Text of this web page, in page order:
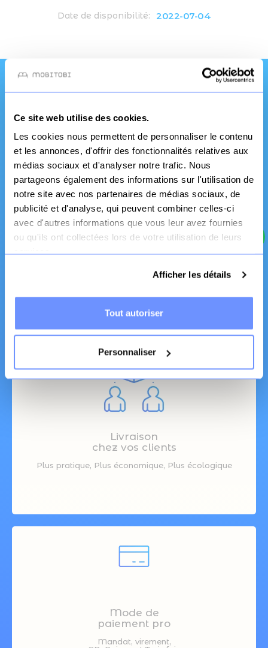
Ce site web utilise des cookies.
Les cookies nous permettent de personnaliser le contenu
et les annonces, d'offrir des fonctionnalités relatives aux
médias sociaux et d'analyser notre trafic. Nous
partageons également des informations sur l'utilisation de
notre site avec nos partenaires de médias sociaux, de
publicité et d'analyse, qui peuvent combiner celles-ci
avec d'autres informations que vous leur avez fournies
ou qu'ils ont collectées lors de votre utilisation de leurs
services.
Afficher les détails
Tout autoriser
Personnaliser
Date de disponibilité: 2022-07-04
service pro
Canapé et literie
Livraison
chez vos clients
Plus pratique, Plus économique, Plus écologique
Mode de
paiement pro
Mandat, virement,